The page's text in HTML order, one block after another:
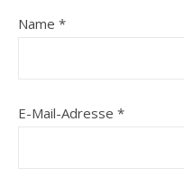
Name *
E-Mail-Adresse *